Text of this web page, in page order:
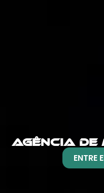
AGÊNCIA DE
ENTRE